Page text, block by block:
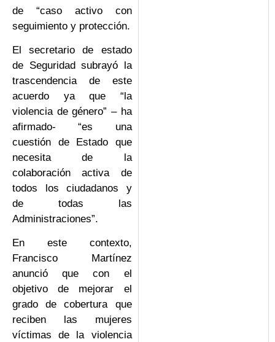
de “caso activo con
seguimiento y protección.
El secretario de estado
de Seguridad subrayó la
trascendencia de este
acuerdo ya que “la
violencia de género” – ha
afirmado- “es una
cuestión de Estado que
necesita de la
colaboración activa de
todos los ciudadanos y
de todas las
Administraciones”.
En este contexto,
Francisco Martínez
anunció que con el
objetivo de mejorar el
grado de cobertura que
reciben las mujeres
víctimas de la violencia